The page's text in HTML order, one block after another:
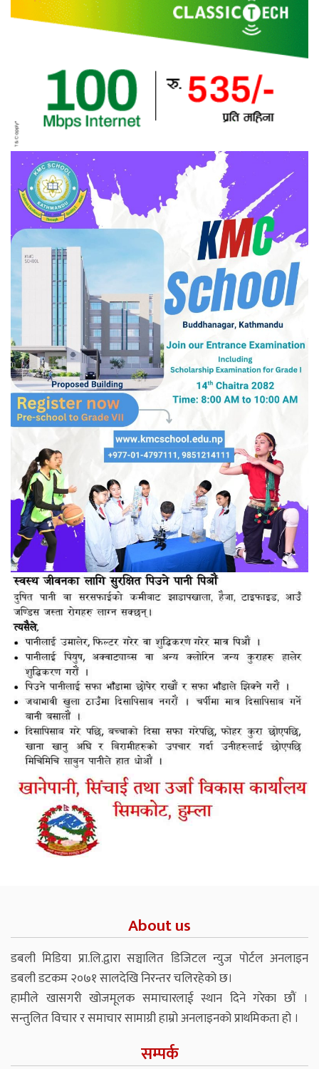
About us
डबली मिडिया प्रा.लि.द्वारा सञ्चालित डिजिटल न्युज पोर्टल अनलाइन
डबली डटकम २०७१ सालदेखि निरन्तर चलिरहेको छ।
हामीले खासगरी खोजमूलक समाचारलाई स्थान दिने गरेका छौं ।
सन्तुलित विचार र समाचार सामाग्री हाम्रो अनलाइनको प्राथमिकता हो ।
सम्पर्क